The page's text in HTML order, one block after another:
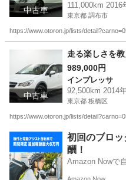
中古車
111,000km 2016
東京都 調布市
https://www.otoron.jp/lists/
調布市 その他 エン
中古車
走る楽しさを
989,000円
インプレッサ
92,500km 2014
東京都 板橋区
https://www.otoron.jp/lists/
インプレッサ
初回のブロ
酬！
Amazon Nowで